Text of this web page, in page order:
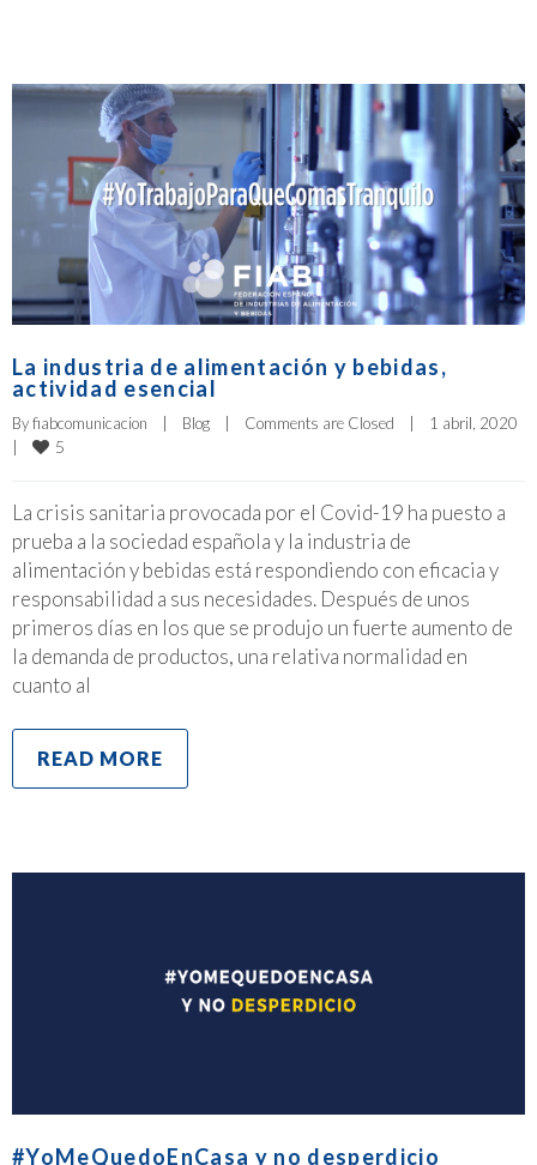
La industria de alimentación y bebidas,
actividad esencial
By fiabcomunicacion Blog Comments are Closed
5
La crisis sanitaria provocada por el Covid-19 ha puesto a
prueba a la sociedad española y la industria de
alimentación y bebidas está respondiendo con eficacia y
responsabilidad a sus necesidades. Después de unos
primeros días en los que se produjo un fuerte aumento de
la demanda de productos, una relativa normalidad en
cuanto al
READ MORE
#YoMeQuedoEnCasa y no desperdicio